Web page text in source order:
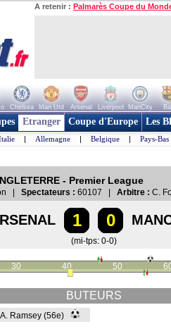
A retenir : Palmarès Coupe du
Chelsea Man Utd Arsenal Liverpool ManCity
Etranger Coupe d'Europe Les
| Allemagne | Belgique | Pays-Bas
- Premier League
| Spectateurs : 60107 | Arbitre : C.
1 0
(mi-tps: 0-0)
30 40 50
BUTEURS
A. Ramsey (56e)